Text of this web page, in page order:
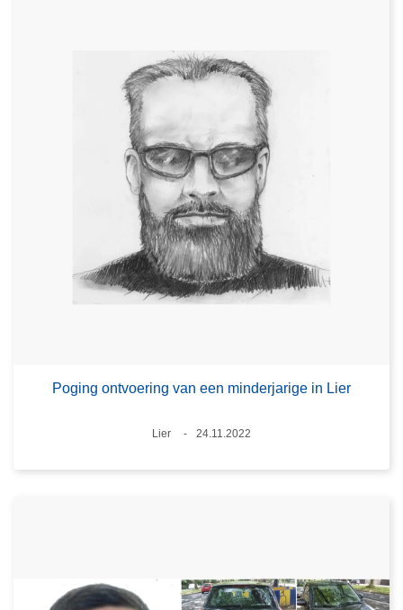
Poging ontvoering van een minderjarige in Lier
Plaats
Lier
24.11.2022